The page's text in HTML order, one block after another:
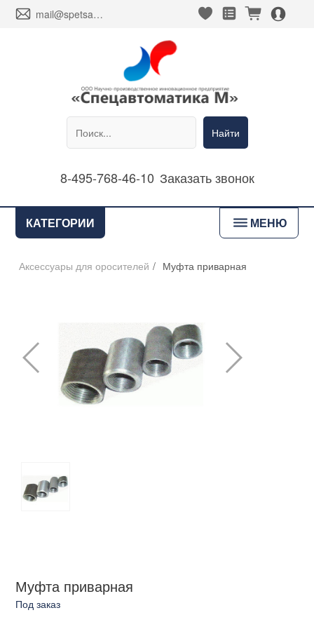
envelope mail@spetsavtomatika-m.ru heart_fill square_favorites_fill cart_fill person_alt_circle_fill
Найти
8-495-768-46-10 Заказать звонок
КАТЕГОРИИ bars МЕНЮ
Аксессуары для оросителей / Муфта приварная
Муфта приварная
Под заказ